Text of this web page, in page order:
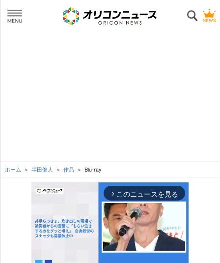
ホーム 半田健人 作品 Blu-ray
arrow_forward_ios このニュースを見る